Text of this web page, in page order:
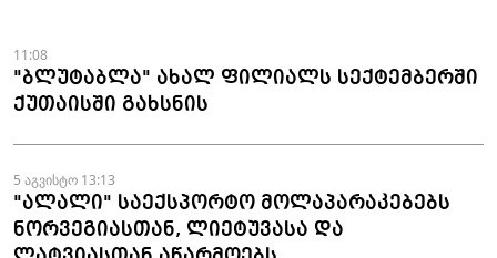
11:08
"ბლუტაბლა" ახალ ფილიალს სექტემბერში
ქუთაისში გახსნის
5 აგვისტო 13:13
"ალალი" საექსპორტო მოლაპარაკებებს
ნორვეგიასთან, ლიეტუვასა და